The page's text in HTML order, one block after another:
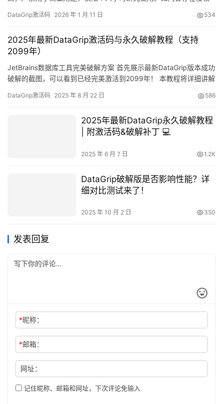
版软件！ 话不多说，首先展示DataGrip 2025.2.1版本破解成功的实
下来将通过图文详解的方式，分享最新版…
DataGrip激活码 2026 年 1 月 11 日 534
2025年最新DataGrip激活码与永久破解教程（支持
2099年）
JetBrains数据库工具完美破解方案 首先展示最新DataGrip版本成功
破解的截图，可以看到已经完美激活到2099年！ 本教程将详细讲解
持Windows/Mac/Linux全平台 兼容所有DataGrip版本 100%激活成
DataGrip激活码 2025 年 8 月 22 日 586
2025年最新DataGrip永久破解教程
| 附激活码&破解补丁 💻
2025 年 6 月 7 日 1.2K
DataGrip破解版是否影响性能？详
细对比测试来了！
2025 年 10 月 2 日 350
发表回复
*昵称：
*邮箱：
网址：
记住昵称、邮箱和网址，下次评论免输入